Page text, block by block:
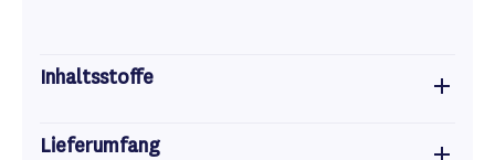
Inhaltsstoffe
Lieferumfang